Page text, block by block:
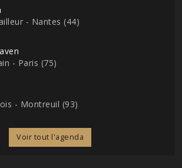
- Nantes (44)
- Paris (75)
- Montreuil (93)
Voir tout l'agenda